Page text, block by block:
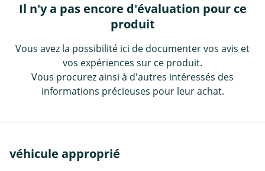
Il n'y a pas encore d'évaluation pour ce
produit
Vous avez la possibilité ici de documenter vos avis et
vos expériences sur ce produit.
Vous procurez ainsi à d'autres intéressés des
informations précieuses pour leur achat.
véhicule approprié